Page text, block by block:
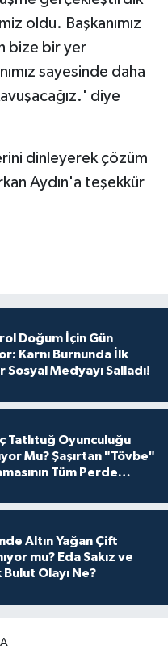
oldu. Başkanımız
bize bir yer
sayesinde daha
diye
dinleyerek çözüm
Aydın'a teşekkür
Doğum İçin Gün
Karnı Burnunda İlk
Sosyal Medyayı Salladı!
Tatlıtuğ Oyunculuğu
Mu? Şaşırtan "Tövbe"
Tüm Perde
Altın Yağan Çift
mu? Eda Sakız ve
Bulut Olayı Ne?